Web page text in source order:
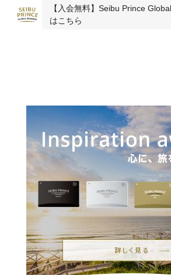
【入会無料】Seibu Prince
はこちら